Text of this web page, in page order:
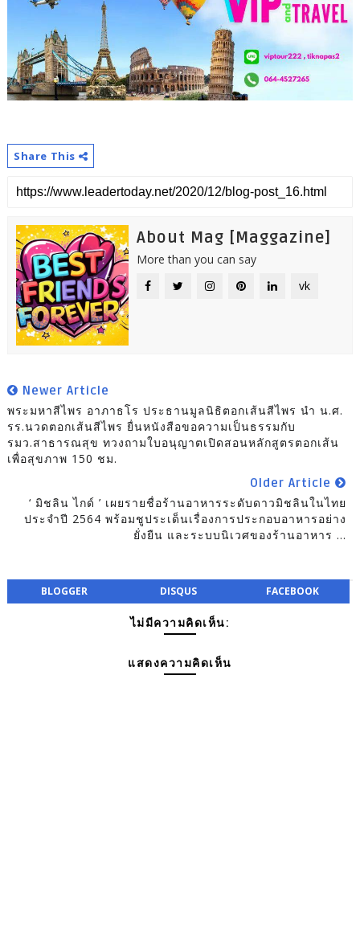
Share This
About Mag [Maggazine]
More than you can say
vk
Newer Article
พระมหาสีไพร อาภาธโร ประธานมูลนิธิตอกเส้นสีไพร นำ น.ศ.
รร.นวดตอกเส้นสีไพร ยื่นหนังสือขอความเป็นธรรมกับ
รมว.สาธารณสุข ทวงถามใบอนุญาตเปิดสอนหลักสูตรตอกเส้น
เพื่อสุขภาพ 150 ชม.
Older Article
‘ มิชลิน ไกด์ ’ เผยรายชื่อร้านอาหารระดับดาวมิชลินในไทย
ประจำปี 2564 พร้อมชูประเด็นเรื่องการประกอบอาหารอย่าง
ยั่งยืน และระบบนิเวศของร้านอาหาร ...
BLOGGER DISQUS FACEBOOK
ไม่มีความคิดเห็น:
แสดงความคิดเห็น